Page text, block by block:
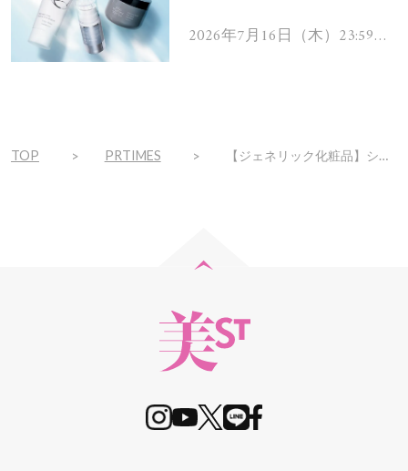
ムを13名様にプレゼン
2026年7月16日（木）23:59ま
TOP PRTIMES 【ジェネリック化粧品】シードラウンドでの資金調達を実施。高品質かつ低価格な化粧品の民主化を推進